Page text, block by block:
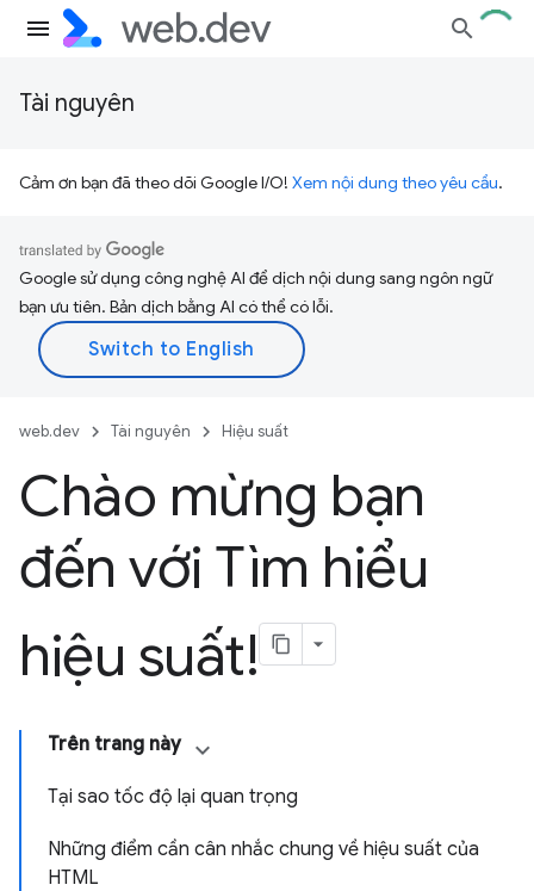
Tài nguyên
Cảm ơn bạn đã theo dõi Google I/O! Xem nội dung theo yêu cầu.
Google sử dụng công nghệ AI để dịch nội dung sang ngôn ngữ
bạn ưu tiên. Bản dịch bằng AI có thể có lỗi.
web.dev Tài nguyên Hiệu suất
Chào mừng bạn
đến với Tìm hiểu
hiệu suất!
Trên trang này
Tại sao tốc độ lại quan trọng
Những điểm cần cân nhắc chung về hiệu suất của
HTML